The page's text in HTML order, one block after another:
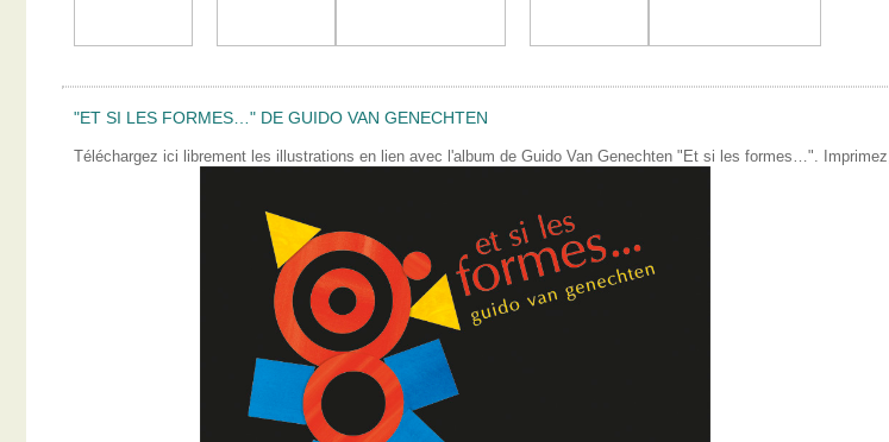
"ET SI LES FORMES…" DE GUIDO VAN GENECHTEN
Téléchargez ici librement les illustrations en lien avec l'album de Guido Van Genechten "Et si les formes…".